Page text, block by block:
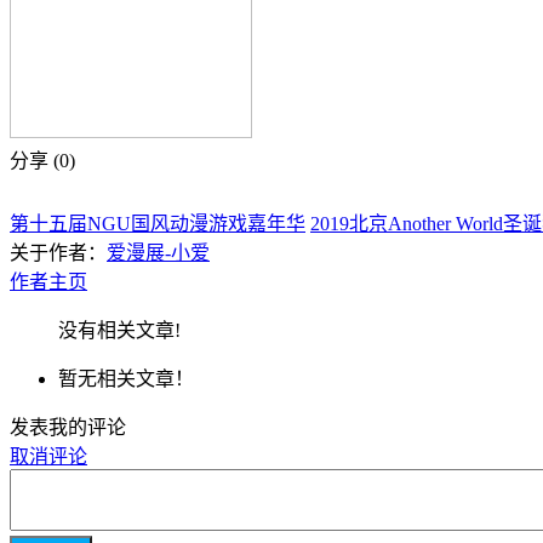
分享 (0)
第十五届NGU国风动漫游戏嘉年华 2019北京Another World圣
关于作者： 爱漫展-小爱
作者主页
没有相关文章!
暂无相关文章！
发表我的评论
取消评论